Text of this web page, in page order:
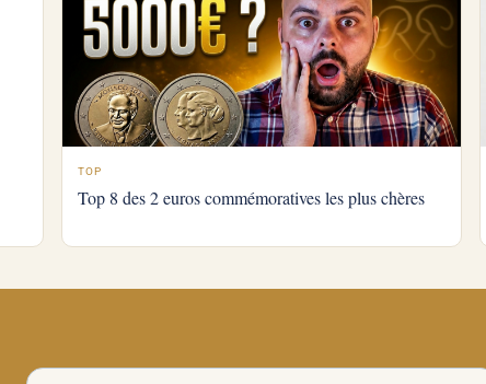
TOP
Top 8 des 2 euros commémoratives les plus chères